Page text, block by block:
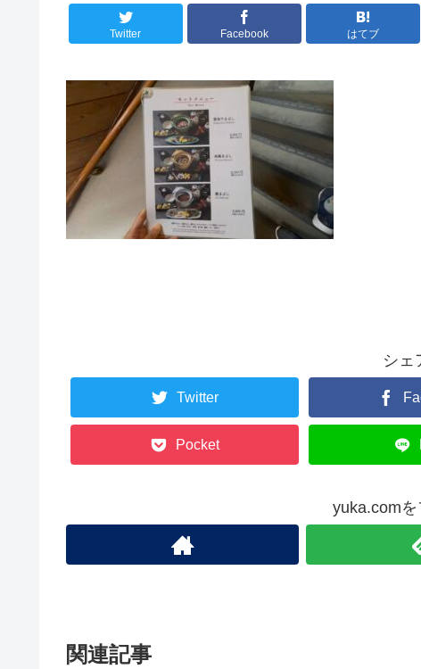
Twitter Facebook はてブ
シェ
Twitter
Pocket
yuka.com
関連記事